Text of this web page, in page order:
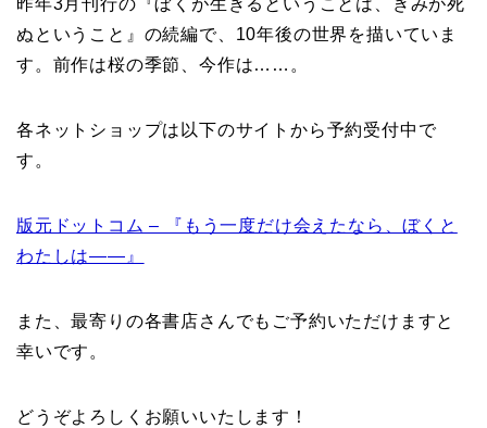
昨年3月刊行の『ぼくが生きるということは、きみが死
ぬということ』の続編で、10年後の世界を描いていま
す。前作は桜の季節、今作は……。
各ネットショップは以下のサイトから予約受付中で
す。
版元ドットコム – 『もう一度だけ会えたなら、ぼくと
わたしは――』
また、最寄りの各書店さんでもご予約いただけますと
幸いです。
どうぞよろしくお願いいたします！